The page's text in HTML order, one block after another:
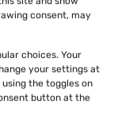
consent, may
choices. Your
your settings at
the toggles on
button at the